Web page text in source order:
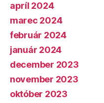
apríl 2024
marec 2024
február 2024
január 2024
december 2023
november 2023
október 2023